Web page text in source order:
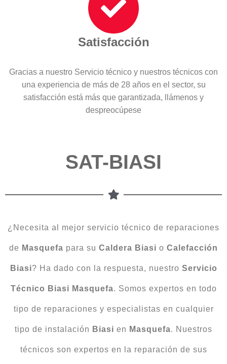
Satisfacción
Gracias a nuestro Servicio técnico y nuestros técnicos con
una experiencia de más de 28 años en el sector, su
satisfacción está más que garantizada, llámenos y
despreocúpese
SAT-BIASI
¿Necesita al mejor servicio técnico de reparaciones
de Masquefa para su Caldera Biasi o Calefacción
Biasi? Ha dado con la respuesta, nuestro Servicio
Técnico Biasi Masquefa. Somos expertos en todo
tipo de reparaciones y especialistas en cualquier
tipo de instalación Biasi en Masquefa. Nuestros
técnicos son expertos en la reparación de sus